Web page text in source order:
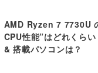
AMD Ryzen 7 7730U
CPU性能”はどれくら
& 搭載パソコンは？